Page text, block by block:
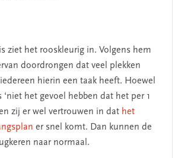
ziet het rooskleurig in. Volgens hem
doordrongen dat veel plekken
hierin een taak heeft. Hoewel
‘niet het gevoel hebben dat het per 1
zij er wel vertrouwen in dat het
er snel komt. Dan kunnen de
naar normaal.